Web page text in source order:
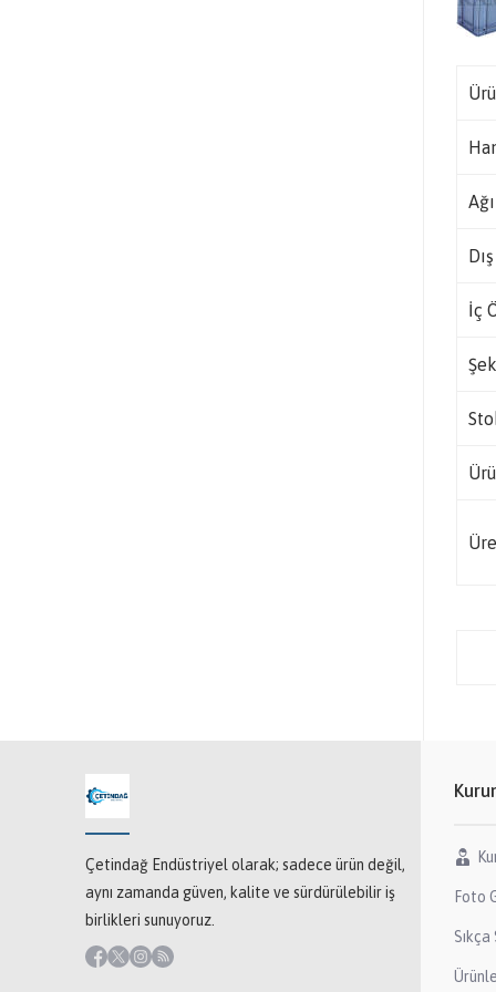
İç
Çetindağ Endüstriyel olarak; sadece ürün değil,
aynı zamanda güven, kalite ve sürdürülebilir iş
birlikleri sunuyoruz.
Foto